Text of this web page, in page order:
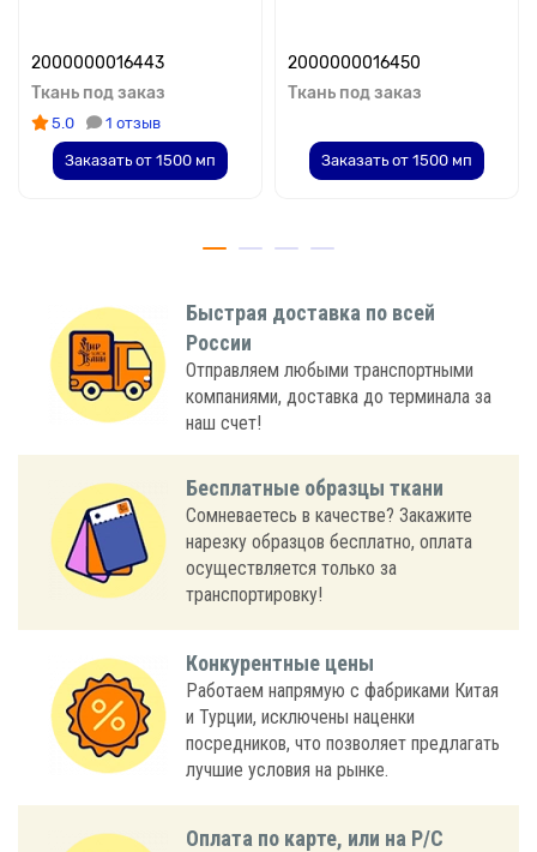
2000000016443
Ткань под заказ
5.0 1 отзыв
Заказать от 1500 мп
2000000016450
Ткань под заказ
Заказать от 1500 мп
Быстрая доставка по всей
России
Отправляем любыми транспортными
компаниями, доставка до терминала за
наш счет!
Бесплатные образцы ткани
Сомневаетесь в качестве? Закажите
нарезку образцов бесплатно, оплата
осуществляется только за
транспортировку!
Конкурентные цены
Работаем напрямую с фабриками Китая
и Турции, исключены наценки
посредников, что позволяет предлагать
лучшие условия на рынке.
Оплата по карте, или на Р/С